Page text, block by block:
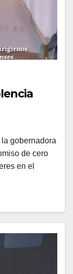
gobernadora
de cero
en el